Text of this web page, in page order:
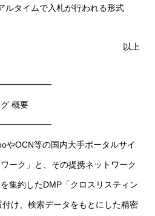
ルタイムで入札が行われる形式
以上
概要
やOCN等の国内大手ポータルサイ
ーク」と、その提携ネットワーク
集約したDMP「クロスリスティン
け、検索データをもとにした精密